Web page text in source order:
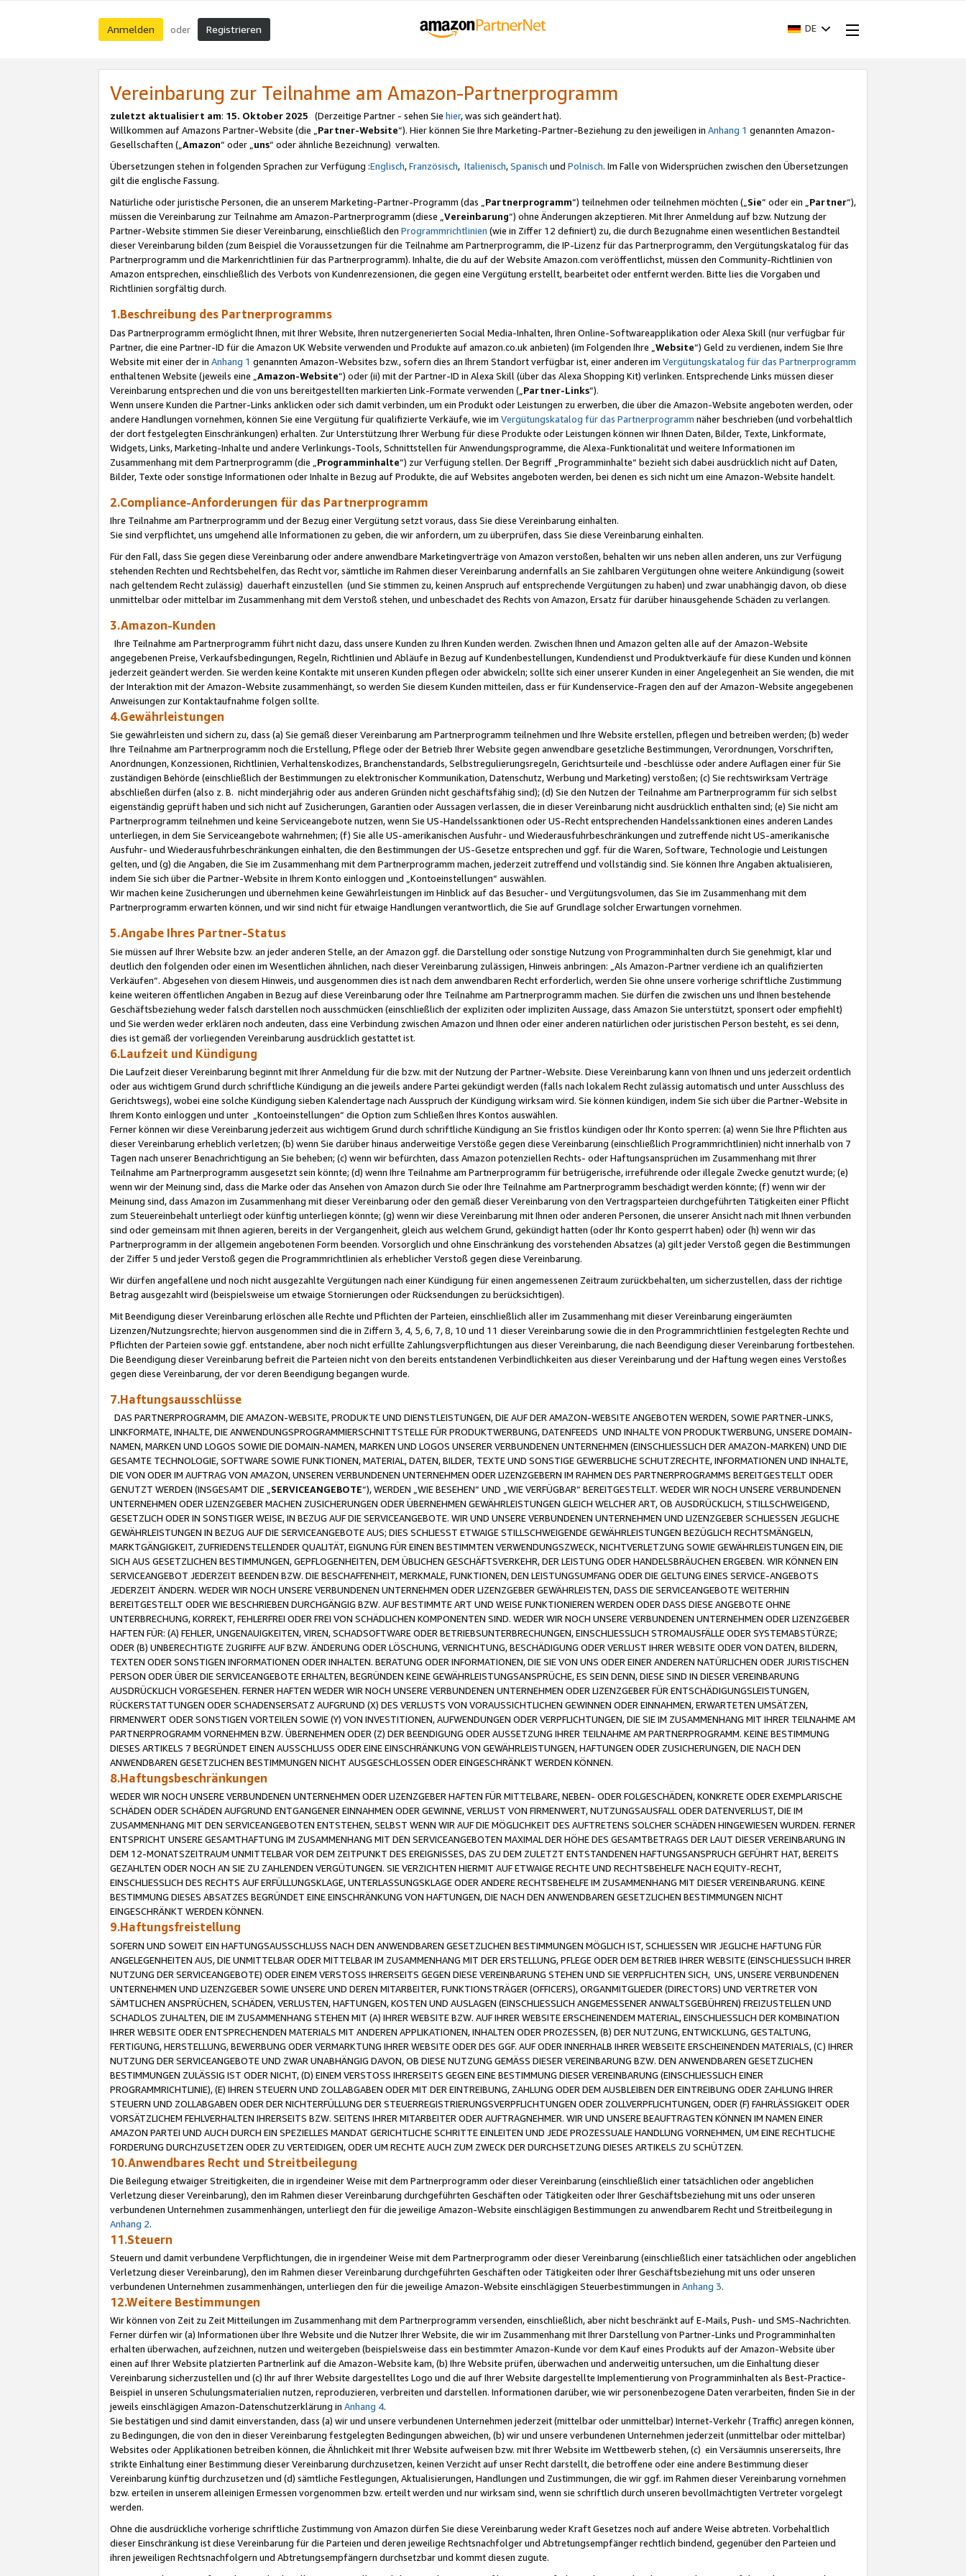
Anmelden oder Registrieren DE
Vereinbarung zur Teilnahme am Amazon-Partnerprogramm
zuletzt aktualisiert am: 15. Oktober 2025 (Derzeitige Partner - sehen Sie hier, was sich geändert hat).
Willkommen auf Amazons Partner-Website (die „Partner-Website“). Hier können Sie Ihre Marketing-Partner-Beziehung zu den jeweiligen in Anhang 1 genannten Amazon-
Gesellschaften („Amazon“ oder „uns“ oder ähnliche Bezeichnung) verwalten.
Übersetzungen stehen in folgenden Sprachen zur Verfügung :Englisch,Französisch, Italienisch,Spanisch und Polnisch. Im Falle von Widersprüchen zwischen den Übersetzungen
gilt die englische Fassung.
Natürliche oder juristische Personen, die an unserem Marketing-Partner-Programm (das „Partnerprogramm“) teilnehmen oder teilnehmen möchten („Sie“ oder ein „Partner“),
müssen die Vereinbarung zur Teilnahme am Amazon-Partnerprogramm (diese „Vereinbarung“) ohne Änderungen akzeptieren. Mit Ihrer Anmeldung auf bzw. Nutzung der
Partner-Website stimmen Sie dieser Vereinbarung, einschließlich den Programmrichtlinien (wie in Ziffer 12 definiert) zu, die durch Bezugnahme einen wesentlichen Bestandteil
dieser Vereinbarung bilden (zum Beispiel die Voraussetzungen für die Teilnahme am Partnerprogramm, die IP-Lizenz für das Partnerprogramm, den Vergütungskatalog für das
Partnerprogramm und die Markenrichtlinien für das Partnerprogramm). Inhalte, die du auf der Website Amazon.com veröffentlichst, müssen den Community-Richtlinien von
Amazon entsprechen, einschließlich des Verbots von Kundenrezensionen, die gegen eine Vergütung erstellt, bearbeitet oder entfernt werden. Bitte lies die Vorgaben und
Richtlinien sorgfältig durch.
1.Beschreibung des Partnerprogramms
Das Partnerprogramm ermöglicht Ihnen, mit Ihrer Website, Ihren nutzergenerierten Social Media-Inhalten, Ihren Online-Softwareapplikation oder Alexa Skill (nur verfügbar für
Partner, die eine Partner-ID für die Amazon UK Website verwenden und Produkte auf amazon.co.uk anbieten) (im Folgenden Ihre „ Website“) Geld zu verdienen, indem Sie Ihre
Website mit einer der in Anhang 1 genannten Amazon-Websites bzw., sofern dies an Ihrem Standort verfügbar ist, einer anderen im Vergütungskatalog für das Partnerprogramm
enthaltenen Website (jeweils eine „ Amazon-Website“) oder (ii) mit der Partner-ID in Alexa Skill (über das Alexa Shopping Kit) verlinken. Entsprechende Links müssen dieser
Vereinbarung entsprechen und die von uns bereitgestellten markierten Link-Formate verwenden („ Partner-Links“).
Wenn unsere Kunden die Partner-Links anklicken oder sich damit verbinden, um ein Produkt oder Leistungen zu erwerben, die über die Amazon-Website angeboten werden, oder
andere Handlungen vornehmen, können Sie eine Vergütung für qualifizierte Verkäufe, wie im Vergütungskatalog für das Partnerprogramm näher beschrieben (und vorbehaltlich
der dort festgelegten Einschränkungen) erhalten. Zur Unterstützung Ihrer Werbung für diese Produkte oder Leistungen können wir Ihnen Daten, Bilder, Texte, Linkformate,
Widgets, Links, Marketing-Inhalte und andere Verlinkungs-Tools, Schnittstellen für Anwendungsprogramme, die Alexa-Funktionalität und weitere Informationen im
Zusammenhang mit dem Partnerprogramm (die „ Programminhalte“) zur Verfügung stellen. Der Begriff „Programminhalte“ bezieht sich dabei ausdrücklich nicht auf Daten,
Bilder, Texte oder sonstige Informationen oder Inhalte in Bezug auf Produkte, die auf Websites angeboten werden, bei denen es sich nicht um eine Amazon-Website handelt.
2.Compliance-Anforderungen für das Partnerprogramm
Ihre Teilnahme am Partnerprogramm und der Bezug einer Vergütung setzt voraus, dass Sie diese Vereinbarung einhalten.
Sie sind verpflichtet, uns umgehend alle Informationen zu geben, die wir anfordern, um zu überprüfen, dass Sie diese Vereinbarung einhalten.
Für den Fall, dass Sie gegen diese Vereinbarung oder andere anwendbare Marketingverträge von Amazon verstoßen, behalten wir uns neben allen anderen, uns zur Verfügung
stehenden Rechten und Rechtsbehelfen, das Recht vor, sämtliche im Rahmen dieser Vereinbarung andernfalls an Sie zahlbaren Vergütungen ohne weitere Ankündigung (soweit
nach geltendem Recht zulässig) dauerhaft einzustellen (und Sie stimmen zu, keinen Anspruch auf entsprechende Vergütungen zu haben) und zwar unabhängig davon, ob diese
unmittelbar oder mittelbar im Zusammenhang mit dem Verstoß stehen, und unbeschadet des Rechts von Amazon, Ersatz für darüber hinausgehende Schäden zu verlangen.
3.Amazon-Kunden
Ihre Teilnahme am Partnerprogramm führt nicht dazu, dass unsere Kunden zu Ihren Kunden werden. Zwischen Ihnen und Amazon gelten alle auf der Amazon-Website
angegebenen Preise, Verkaufsbedingungen, Regeln, Richtlinien und Abläufe in Bezug auf Kundenbestellungen, Kundendienst und Produktverkäufe für diese Kunden und können
jederzeit geändert werden. Sie werden keine Kontakte mit unseren Kunden pflegen oder abwickeln; sollte sich einer unserer Kunden in einer Angelegenheit an Sie wenden, die mit
der Interaktion mit der Amazon-Website zusammenhängt, so werden Sie diesem Kunden mitteilen, dass er für Kundenservice-Fragen den auf der Amazon-Website angegebenen
Anweisungen zur Kontaktaufnahme folgen sollte.
4.Gewährleistungen
Sie gewährleisten und sichern zu, dass (a) Sie gemäß dieser Vereinbarung am Partnerprogramm teilnehmen und Ihre Website erstellen, pflegen und betreiben werden; (b) weder
Ihre Teilnahme am Partnerprogramm noch die Erstellung, Pflege oder der Betrieb Ihrer Website gegen anwendbare gesetzliche Bestimmungen, Verordnungen, Vorschriften,
Anordnungen, Konzessionen, Richtlinien, Verhaltenskodizes, Branchenstandards, Selbstregulierungsregeln, Gerichtsurteile und -beschlüsse oder andere Auflagen einer für Sie
zuständigen Behörde (einschließlich der Bestimmungen zu elektronischer Kommunikation, Datenschutz, Werbung und Marketing) verstoßen; (c) Sie rechtswirksam Verträge
abschließen dürfen (also z. B. nicht minderjährig oder aus anderen Gründen nicht geschäftsfähig sind); (d) Sie den Nutzen der Teilnahme am Partnerprogramm für sich selbst
eigenständig geprüft haben und sich nicht auf Zusicherungen, Garantien oder Aussagen verlassen, die in dieser Vereinbarung nicht ausdrücklich enthalten sind; (e) Sie nicht am
Partnerprogramm teilnehmen und keine Serviceangebote nutzen, wenn Sie US-Handelssanktionen oder US-Recht entsprechenden Handelssanktionen eines anderen Landes
unterliegen, in dem Sie Serviceangebote wahrnehmen; (f) Sie alle US-amerikanischen Ausfuhr- und Wiederausfuhrbeschränkungen und zutreffende nicht US-amerikanische
Ausfuhr- und Wiederausfuhrbeschränkungen einhalten, die den Bestimmungen der US-Gesetze entsprechen und ggf. für die Waren, Software, Technologie und Leistungen
gelten, und (g) die Angaben, die Sie im Zusammenhang mit dem Partnerprogramm machen, jederzeit zutreffend und vollständig sind. Sie können Ihre Angaben aktualisieren,
indem Sie sich über die Partner-Website in Ihrem Konto einloggen und „Kontoeinstellungen“ auswählen.
Wir machen keine Zusicherungen und übernehmen keine Gewährleistungen im Hinblick auf das Besucher- und Vergütungsvolumen, das Sie im Zusammenhang mit dem
Partnerprogramm erwarten können, und wir sind nicht für etwaige Handlungen verantwortlich, die Sie auf Grundlage solcher Erwartungen vornehmen.
5.Angabe Ihres Partner-Status
Sie müssen auf Ihrer Website bzw. an jeder anderen Stelle, an der Amazon ggf. die Darstellung oder sonstige Nutzung von Programminhalten durch Sie genehmigt, klar und
deutlich den folgenden oder einen im Wesentlichen ähnlichen, nach dieser Vereinbarung zulässigen, Hinweis anbringen: „Als Amazon-Partner verdiene ich an qualifizierten
Verkäufen“. Abgesehen von diesem Hinweis, und ausgenommen dies ist nach dem anwendbaren Recht erforderlich, werden Sie ohne unsere vorherige schriftliche Zustimmung
keine weiteren öffentlichen Angaben in Bezug auf diese Vereinbarung oder Ihre Teilnahme am Partnerprogramm machen. Sie dürfen die zwischen uns und Ihnen bestehende
Geschäftsbeziehung weder falsch darstellen noch ausschmücken (einschließlich der expliziten oder impliziten Aussage, dass Amazon Sie unterstützt, sponsert oder empfiehlt)
und Sie werden weder erklären noch andeuten, dass eine Verbindung zwischen Amazon und Ihnen oder einer anderen natürlichen oder juristischen Person besteht, es sei denn,
dies ist gemäß der vorliegenden Vereinbarung ausdrücklich gestattet ist.
6.Laufzeit und Kündigung
Die Laufzeit dieser Vereinbarung beginnt mit Ihrer Anmeldung für die bzw. mit der Nutzung der Partner-Website. Diese Vereinbarung kann von Ihnen und uns jederzeit ordentlich
oder aus wichtigem Grund durch schriftliche Kündigung an die jeweils andere Partei gekündigt werden (falls nach lokalem Recht zulässig automatisch und unter Ausschluss des
Gerichtswegs), wobei eine solche Kündigung sieben Kalendertage nach Ausspruch der Kündigung wirksam wird. Sie können kündigen, indem Sie sich über die Partner-Website in
Ihrem Konto einloggen und unter „Kontoeinstellungen“ die Option zum Schließen Ihres Kontos auswählen.
Ferner können wir diese Vereinbarung jederzeit aus wichtigem Grund durch schriftliche Kündigung an Sie fristlos kündigen oder Ihr Konto sperren: (a) wenn Sie Ihre Pflichten aus
dieser Vereinbarung erheblich verletzen; (b) wenn Sie darüber hinaus anderweitige Verstöße gegen diese Vereinbarung (einschließlich Programmrichtlinien) nicht innerhalb von 7
Tagen nach unserer Benachrichtigung an Sie beheben; (c) wenn wir befürchten, dass Amazon potenziellen Rechts- oder Haftungsansprüchen im Zusammenhang mit Ihrer
Teilnahme am Partnerprogramm ausgesetzt sein könnte; (d) wenn Ihre Teilnahme am Partnerprogramm für betrügerische, irreführende oder illegale Zwecke genutzt wurde; (e)
wenn wir der Meinung sind, dass die Marke oder das Ansehen von Amazon durch Sie oder Ihre Teilnahme am Partnerprogramm beschädigt werden könnte; (f) wenn wir der
Meinung sind, dass Amazon im Zusammenhang mit dieser Vereinbarung oder den gemäß dieser Vereinbarung von den Vertragsparteien durchgeführten Tätigkeiten einer Pflicht
zum Steuereinbehalt unterliegt oder künftig unterliegen könnte; (g) wenn wir diese Vereinbarung mit Ihnen oder anderen Personen, die unserer Ansicht nach mit Ihnen verbunden
sind oder gemeinsam mit Ihnen agieren, bereits in der Vergangenheit, gleich aus welchem Grund, gekündigt hatten (oder Ihr Konto gesperrt haben) oder (h) wenn wir das
Partnerprogramm in der allgemein angebotenen Form beenden. Vorsorglich und ohne Einschränkung des vorstehenden Absatzes (a) gilt jeder Verstoß gegen die Bestimmungen
der Ziffer 5 und jeder Verstoß gegen die Programmrichtlinien als erheblicher Verstoß gegen diese Vereinbarung.
Wir dürfen angefallene und noch nicht ausgezahlte Vergütungen nach einer Kündigung für einen angemessenen Zeitraum zurückbehalten, um sicherzustellen, dass der richtige
Betrag ausgezahlt wird (beispielsweise um etwaige Stornierungen oder Rücksendungen zu berücksichtigen).
Mit Beendigung dieser Vereinbarung erlöschen alle Rechte und Pflichten der Parteien, einschließlich aller im Zusammenhang mit dieser Vereinbarung eingeräumten
Lizenzen/Nutzungsrechte; hiervon ausgenommen sind die in Ziffern 3, 4, 5, 6, 7, 8, 10 und 11 dieser Vereinbarung sowie die in den Programmrichtlinien festgelegten Rechte und
Pflichten der Parteien sowie ggf. entstandene, aber noch nicht erfüllte Zahlungsverpflichtungen aus dieser Vereinbarung, die nach Beendigung dieser Vereinbarung fortbestehen.
Die Beendigung dieser Vereinbarung befreit die Parteien nicht von den bereits entstandenen Verbindlichkeiten aus dieser Vereinbarung und der Haftung wegen eines Verstoßes
gegen diese Vereinbarung, der vor deren Beendigung begangen wurde.
7.Haftungsausschlüsse
DAS PARTNERPROGRAMM, DIE AMAZON-WEBSITE, PRODUKTE UND DIENSTLEISTUNGEN, DIE AUF DER AMAZON-WEBSITE ANGEBOTEN WERDEN, SOWIE PARTNER-LINKS,
LINKFORMATE, INHALTE, DIE ANWENDUNGSPROGRAMMIERSCHNITTSTELLE FÜR PRODUKTWERBUNG, DATENFEEDS UND INHALTE VON PRODUKTWERBUNG, UNSERE DOMAIN-
NAMEN, MARKEN UND LOGOS SOWIE DIE DOMAIN-NAMEN, MARKEN UND LOGOS UNSERER VERBUNDENEN UNTERNEHMEN (EINSCHLIESSLICH DER AMAZON-MARKEN) UND DIE
GESAMTE TECHNOLOGIE, SOFTWARE SOWIE FUNKTIONEN, MATERIAL, DATEN, BILDER, TEXTE UND SONSTIGE GEWERBLICHE SCHUTZRECHTE, INFORMATIONEN UND INHALTE,
DIE VON ODER IM AUFTRAG VON AMAZON, UNSEREN VERBUNDENEN UNTERNEHMEN ODER LIZENZGEBERN IM RAHMEN DES PARTNERPROGRAMMS BEREITGESTELLT ODER
GENUTZT WERDEN (INSGESAMT DIE „ SERVICEANGEBOTE“), WERDEN „WIE BESEHEN“ UND „WIE VERFÜGBAR“ BEREITGESTELLT. WEDER WIR NOCH UNSERE VERBUNDENEN
UNTERNEHMEN ODER LIZENZGEBER MACHEN ZUSICHERUNGEN ODER ÜBERNEHMEN GEWÄHRLEISTUNGEN GLEICH WELCHER ART, OB AUSDRÜCKLICH, STILLSCHWEIGEND,
GESETZLICH ODER IN SONSTIGER WEISE, IN BEZUG AUF DIE SERVICEANGEBOTE. WIR UND UNSERE VERBUNDENEN UNTERNEHMEN UND LIZENZGEBER SCHLIESSEN JEGLICHE
GEWÄHRLEISTUNGEN IN BEZUG AUF DIE SERVICEANGEBOTE AUS; DIES SCHLIESST ETWAIGE STILLSCHWEIGENDE GEWÄHRLEISTUNGEN BEZÜGLICH RECHTSMÄNGELN,
MARKTGÄNGIGKEIT, ZUFRIEDENSTELLENDER QUALITÄT, EIGNUNG FÜR EINEN BESTIMMTEN VERWENDUNGSZWECK, NICHTVERLETZUNG SOWIE GEWÄHRLEISTUNGEN EIN, DIE
SICH AUS GESETZLICHEN BESTIMMUNGEN, GEPFLOGENHEITEN, DEM ÜBLICHEN GESCHÄFTSVERKEHR, DER LEISTUNG ODER HANDELSBRÄUCHEN ERGEBEN. WIR KÖNNEN EIN
SERVICEANGEBOT JEDERZEIT BEENDEN BZW. DIE BESCHAFFENHEIT, MERKMALE, FUNKTIONEN, DEN LEISTUNGSUMFANG ODER DIE GELTUNG EINES SERVICE-ANGEBOTS
JEDERZEIT ÄNDERN. WEDER WIR NOCH UNSERE VERBUNDENEN UNTERNEHMEN ODER LIZENZGEBER GEWÄHRLEISTEN, DASS DIE SERVICEANGEBOTE WEITERHIN
BEREITGESTELLT ODER WIE BESCHRIEBEN DURCHGÄNGIG BZW. AUF BESTIMMTE ART UND WEISE FUNKTIONIEREN WERDEN ODER DASS DIESE ANGEBOTE OHNE
UNTERBRECHUNG, KORREKT, FEHLERFREI ODER FREI VON SCHÄDLICHEN KOMPONENTEN SIND. WEDER WIR NOCH UNSERE VERBUNDENEN UNTERNEHMEN ODER LIZENZGEBER
HAFTEN FÜR: (A) FEHLER, UNGENAUIGKEITEN, VIREN, SCHADSOFTWARE ODER BETRIEBSUNTERBRECHUNGEN, EINSCHLIESSLICH STROMAUSFÄLLE ODER SYSTEMABSTÜRZE;
ODER (B) UNBERECHTIGTE ZUGRIFFE AUF BZW. ÄNDERUNG ODER LÖSCHUNG, VERNICHTUNG, BESCHÄDIGUNG ODER VERLUST IHRER WEBSITE ODER VON DATEN, BILDERN,
TEXTEN ODER SONSTIGEN INFORMATIONEN ODER INHALTEN. BERATUNG ODER INFORMATIONEN, DIE SIE VON UNS ODER EINER ANDEREN NATÜRLICHEN ODER JURISTISCHEN
PERSON ODER ÜBER DIE SERVICEANGEBOTE ERHALTEN, BEGRÜNDEN KEINE GEWÄHRLEISTUNGSANSPRÜCHE, ES SEIN DENN, DIESE SIND IN DIESER VEREINBARUNG
AUSDRÜCKLICH VORGESEHEN. FERNER HAFTEN WEDER WIR NOCH UNSERE VERBUNDENEN UNTERNEHMEN ODER LIZENZGEBER FÜR ENTSCHÄDIGUNGSLEISTUNGEN,
RÜCKERSTATTUNGEN ODER SCHADENSERSATZ AUFGRUND (X) DES VERLUSTS VON VORAUSSICHTLICHEN GEWINNEN ODER EINNAHMEN, ERWARTETEN UMSÄTZEN,
FIRMENWERT ODER SONSTIGEN VORTEILEN SOWIE (Y) VON INVESTITIONEN, AUFWENDUNGEN ODER VERPFLICHTUNGEN, DIE SIE IM ZUSAMMENHANG MIT IHRER TEILNAHME AM
PARTNERPROGRAMM VORNEHMEN BZW. ÜBERNEHMEN ODER (Z) DER BEENDIGUNG ODER AUSSETZUNG IHRER TEILNAHME AM PARTNERPROGRAMM. KEINE BESTIMMUNG
DIESES ARTIKELS 7 BEGRÜNDET EINEN AUSSCHLUSS ODER EINE EINSCHRÄNKUNG VON GEWÄHRLEISTUNGEN, HAFTUNGEN ODER ZUSICHERUNGEN, DIE NACH DEN
ANWENDBAREN GESETZLICHEN BESTIMMUNGEN NICHT AUSGESCHLOSSEN ODER EINGESCHRÄNKT WERDEN KÖNNEN.
8.Haftungsbeschränkungen
WEDER WIR NOCH UNSERE VERBUNDENEN UNTERNEHMEN ODER LIZENZGEBER HAFTEN FÜR MITTELBARE, NEBEN- ODER FOLGESCHÄDEN, KONKRETE ODER EXEMPLARISCHE
SCHÄDEN ODER SCHÄDEN AUFGRUND ENTGANGENER EINNAHMEN ODER GEWINNE, VERLUST VON FIRMENWERT, NUTZUNGSAUSFALL ODER DATENVERLUST, DIE IM
ZUSAMMENHANG MIT DEN SERVICEANGEBOTEN ENTSTEHEN, SELBST WENN WIR AUF DIE MÖGLICHKEIT DES AUFTRETENS SOLCHER SCHÄDEN HINGEWIESEN WURDEN. FERNER
ENTSPRICHT UNSERE GESAMTHAFTUNG IM ZUSAMMENHANG MIT DEN SERVICEANGEBOTEN MAXIMAL DER HÖHE DES GESAMTBETRAGS DER LAUT DIESER VEREINBARUNG IN
DEM 12-MONATSZEITRAUM UNMITTELBAR VOR DEM ZEITPUNKT DES EREIGNISSES, DAS ZU DEM ZULETZT ENTSTANDENEN HAFTUNGSANSPRUCH GEFÜHRT HAT, BEREITS
GEZAHLTEN ODER NOCH AN SIE ZU ZAHLENDEN VERGÜTUNGEN. SIE VERZICHTEN HIERMIT AUF ETWAIGE RECHTE UND RECHTSBEHELFE NACH EQUITY-RECHT,
EINSCHLIESSLICH DES RECHTS AUF ERFÜLLUNGSKLAGE, UNTERLASSUNGSKLAGE ODER ANDERE RECHTSBEHELFE IM ZUSAMMENHANG MIT DIESER VEREINBARUNG. KEINE
BESTIMMUNG DIESES ABSATZES BEGRÜNDET EINE EINSCHRÄNKUNG VON HAFTUNGEN, DIE NACH DEN ANWENDBAREN GESETZLICHEN BESTIMMUNGEN NICHT
EINGESCHRÄNKT WERDEN KÖNNEN.
9.Haftungsfreistellung
SOFERN UND SOWEIT EIN HAFTUNGSAUSSCHLUSS NACH DEN ANWENDBAREN GESETZLICHEN BESTIMMUNGEN MÖGLICH IST, SCHLIESSEN WIR JEGLICHE HAFTUNG FÜR
ANGELEGENHEITEN AUS, DIE UNMITTELBAR ODER MITTELBAR IM ZUSAMMENHANG MIT DER ERSTELLUNG, PFLEGE ODER DEM BETRIEB IHRER WEBSITE (EINSCHLIESSLICH IHRER
NUTZUNG DER SERVICEANGEBOTE) ODER EINEM VERSTOSS IHRERSEITS GEGEN DIESE VEREINBARUNG STEHEN UND SIE VERPFLICHTEN SICH, UNS, UNSERE VERBUNDENEN
UNTERNEHMEN UND LIZENZGEBER SOWIE UNSERE UND DEREN MITARBEITER, FUNKTIONSTRÄGER (OFFICERS), ORGANMITGLIEDER (DIRECTORS) UND VERTRETER VON
SÄMTLICHEN ANSPRÜCHEN, SCHÄDEN, VERLUSTEN, HAFTUNGEN, KOSTEN UND AUSLAGEN (EINSCHLIESSLICH ANGEMESSENER ANWALTSGEBÜHREN) FREIZUSTELLEN UND
SCHADLOS ZUHALTEN, DIE IM ZUSAMMENHANG STEHEN MIT (A) IHRER WEBSITE BZW. AUF IHRER WEBSITE ERSCHEINENDEM MATERIAL, EINSCHLIESSLICH DER KOMBINATION
IHRER WEBSITE ODER ENTSPRECHENDEN MATERIALS MIT ANDEREN APPLIKATIONEN, INHALTEN ODER PROZESSEN, (B) DER NUTZUNG, ENTWICKLUNG, GESTALTUNG,
FERTIGUNG, HERSTELLUNG, BEWERBUNG ODER VERMARKTUNG IHRER WEBSITE ODER DES GGF. AUF ODER INNERHALB IHRER WEBSEITE ERSCHEINENDEN MATERIALS, (C) IHRER
NUTZUNG DER SERVICEANGEBOTE UND ZWAR UNABHÄNGIG DAVON, OB DIESE NUTZUNG GEMÄSS DIESER VEREINBARUNG BZW. DEN ANWENDBAREN GESETZLICHEN
BESTIMMUNGEN ZULÄSSIG IST ODER NICHT, (D) EINEM VERSTOSS IHRERSEITS GEGEN EINE BESTIMMUNG DIESER VEREINBARUNG (EINSCHLIESSLICH EINER
PROGRAMMRICHTLINIE), (E) IHREN STEUERN UND ZOLLABGABEN ODER MIT DER EINTREIBUNG, ZAHLUNG ODER DEM AUSBLEIBEN DER EINTREIBUNG ODER ZAHLUNG IHRER
STEUERN UND ZOLLABGABEN ODER DER NICHTERFÜLLUNG DER STEUERREGISTRIERUNGSVERPFLICHTUNGEN ODER ZOLLVERPFLICHTUNGEN, ODER (F) FAHRLÄSSIGKEIT ODER
VORSÄTZLICHEM FEHLVERHALTEN IHRERSEITS BZW. SEITENS IHRER MITARBEITER ODER AUFTRAGNEHMER. WIR UND UNSERE BEAUFTRAGTEN KÖNNEN IM NAMEN EINER
AMAZON PARTEI UND AUCH DURCH EIN SPEZIELLES MANDAT GERICHTLICHE SCHRITTE EINLEITEN UND JEDE PROZESSUALE HANDLUNG VORNEHMEN, UM EINE RECHTLICHE
FORDERUNG DURCHZUSETZEN ODER ZU VERTEIDIGEN, ODER UM RECHTE AUCH ZUM ZWECK DER DURCHSETZUNG DIESES ARTIKELS ZU SCHÜTZEN.
10.Anwendbares Recht und Streitbeilegung
Die Beilegung etwaiger Streitigkeiten, die in irgendeiner Weise mit dem Partnerprogramm oder dieser Vereinbarung (einschließlich einer tatsächlichen oder angeblichen
Verletzung dieser Vereinbarung), den im Rahmen dieser Vereinbarung durchgeführten Geschäften oder Tätigkeiten oder Ihrer Geschäftsbeziehung mit uns oder unseren
verbundenen Unternehmen zusammenhängen, unterliegt den für die jeweilige Amazon-Website einschlägigen Bestimmungen zu anwendbarem Recht und Streitbeilegung in
Anhang 2.
11.Steuern
Steuern und damit verbundene Verpflichtungen, die in irgendeiner Weise mit dem Partnerprogramm oder dieser Vereinbarung (einschließlich einer tatsächlichen oder angeblichen
Verletzung dieser Vereinbarung), den im Rahmen dieser Vereinbarung durchgeführten Geschäften oder Tätigkeiten oder Ihrer Geschäftsbeziehung mit uns oder unseren
verbundenen Unternehmen zusammenhängen, unterliegen den für die jeweilige Amazon-Website einschlägigen Steuerbestimmungen in Anhang 3.
12.Weitere Bestimmungen
Wir können von Zeit zu Zeit Mitteilungen im Zusammenhang mit dem Partnerprogramm versenden, einschließlich, aber nicht beschränkt auf E-Mails, Push- und SMS-Nachrichten.
Ferner dürfen wir (a) Informationen über Ihre Website und die Nutzer Ihrer Website, die wir im Zusammenhang mit Ihrer Darstellung von Partner-Links und Programminhalten
erhalten überwachen, aufzeichnen, nutzen und weitergeben (beispielsweise dass ein bestimmter Amazon-Kunde vor dem Kauf eines Produkts auf der Amazon-Website über
einen auf Ihrer Website platzierten Partnerlink auf die Amazon-Website kam, (b) Ihre Website prüfen, überwachen und anderweitig untersuchen, um die Einhaltung dieser
Vereinbarung sicherzustellen und (c) Ihr auf Ihrer Website dargestelltes Logo und die auf Ihrer Website dargestellte Implementierung von Programminhalten als Best-Practice-
Beispiel in unseren Schulungsmaterialien nutzen, reproduzieren, verbreiten und darstellen. Informationen darüber, wie wir personenbezogene Daten verarbeiten, finden Sie in der
jeweils einschlägigen Amazon-Datenschutzerklärung in Anhang 4.
Sie bestätigen und sind damit einverstanden, dass (a) wir und unsere verbundenen Unternehmen jederzeit (mittelbar oder unmittelbar) Internet-Verkehr (Traffic) anregen können,
zu Bedingungen, die von den in dieser Vereinbarung festgelegten Bedingungen abweichen, (b) wir und unsere verbundenen Unternehmen jederzeit (unmittelbar oder mittelbar)
Websites oder Applikationen betreiben können, die Ähnlichkeit mit Ihrer Website aufweisen bzw. mit Ihrer Website im Wettbewerb stehen, (c) ein Versäumnis unsererseits, Ihre
strikte Einhaltung einer Bestimmung dieser Vereinbarung durchzusetzen, keinen Verzicht auf unser Recht darstellt, die betroffene oder eine andere Bestimmung dieser
Vereinbarung künftig durchzusetzen und (d) sämtliche Festlegungen, Aktualisierungen, Handlungen und Zustimmungen, die wir ggf. im Rahmen dieser Vereinbarung vornehmen
bzw. erteilen in unserem alleinigen Ermessen vorgenommen bzw. erteilt werden und nur wirksam sind, wenn sie schriftlich durch unseren bevollmächtigten Vertreter vorgelegt
werden.
Ohne die ausdrückliche vorherige schriftliche Zustimmung von Amazon dürfen Sie diese Vereinbarung weder Kraft Gesetzes noch auf andere Weise abtreten. Vorbehaltlich
dieser Einschränkung ist diese Vereinbarung für die Parteien und deren jeweilige Rechtsnachfolger und Abtretungsempfänger rechtlich bindend, gegenüber den Parteien und
ihren jeweiligen Rechtsnachfolgern und Abtretungsempfängern durchsetzbar und kommt diesen zugute.